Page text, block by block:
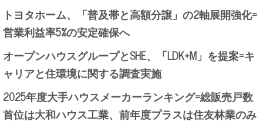
トヨタホーム、「普及帯と高額分譲」の2軸展開強化=
営業利益率5%の安定確保へ
オープンハウスグループとSHE、「LDK+M」を提案=キ
ャリアと住環境に関する調査実施
2025年度大手ハウスメーカーランキング=総販売戸数
首位は大和ハウス工業、前年度プラスは住友林業のみ